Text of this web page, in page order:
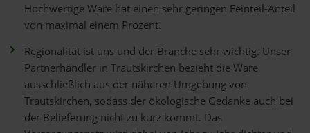
Hochwertige Ware hat einen sehr geringen Feinteil-Anteil
von maximal einem Prozent.
Regionalität ist uns und der Branche sehr wichtig. Unser
Partnerhändler in Trautskirchen bezieht die Ware
ausschließlich aus der näheren Umgebung von
Trautskirchen, sodass der ökologische Gedanke auch bei
der Belieferung nicht zu kurz kommt. Das